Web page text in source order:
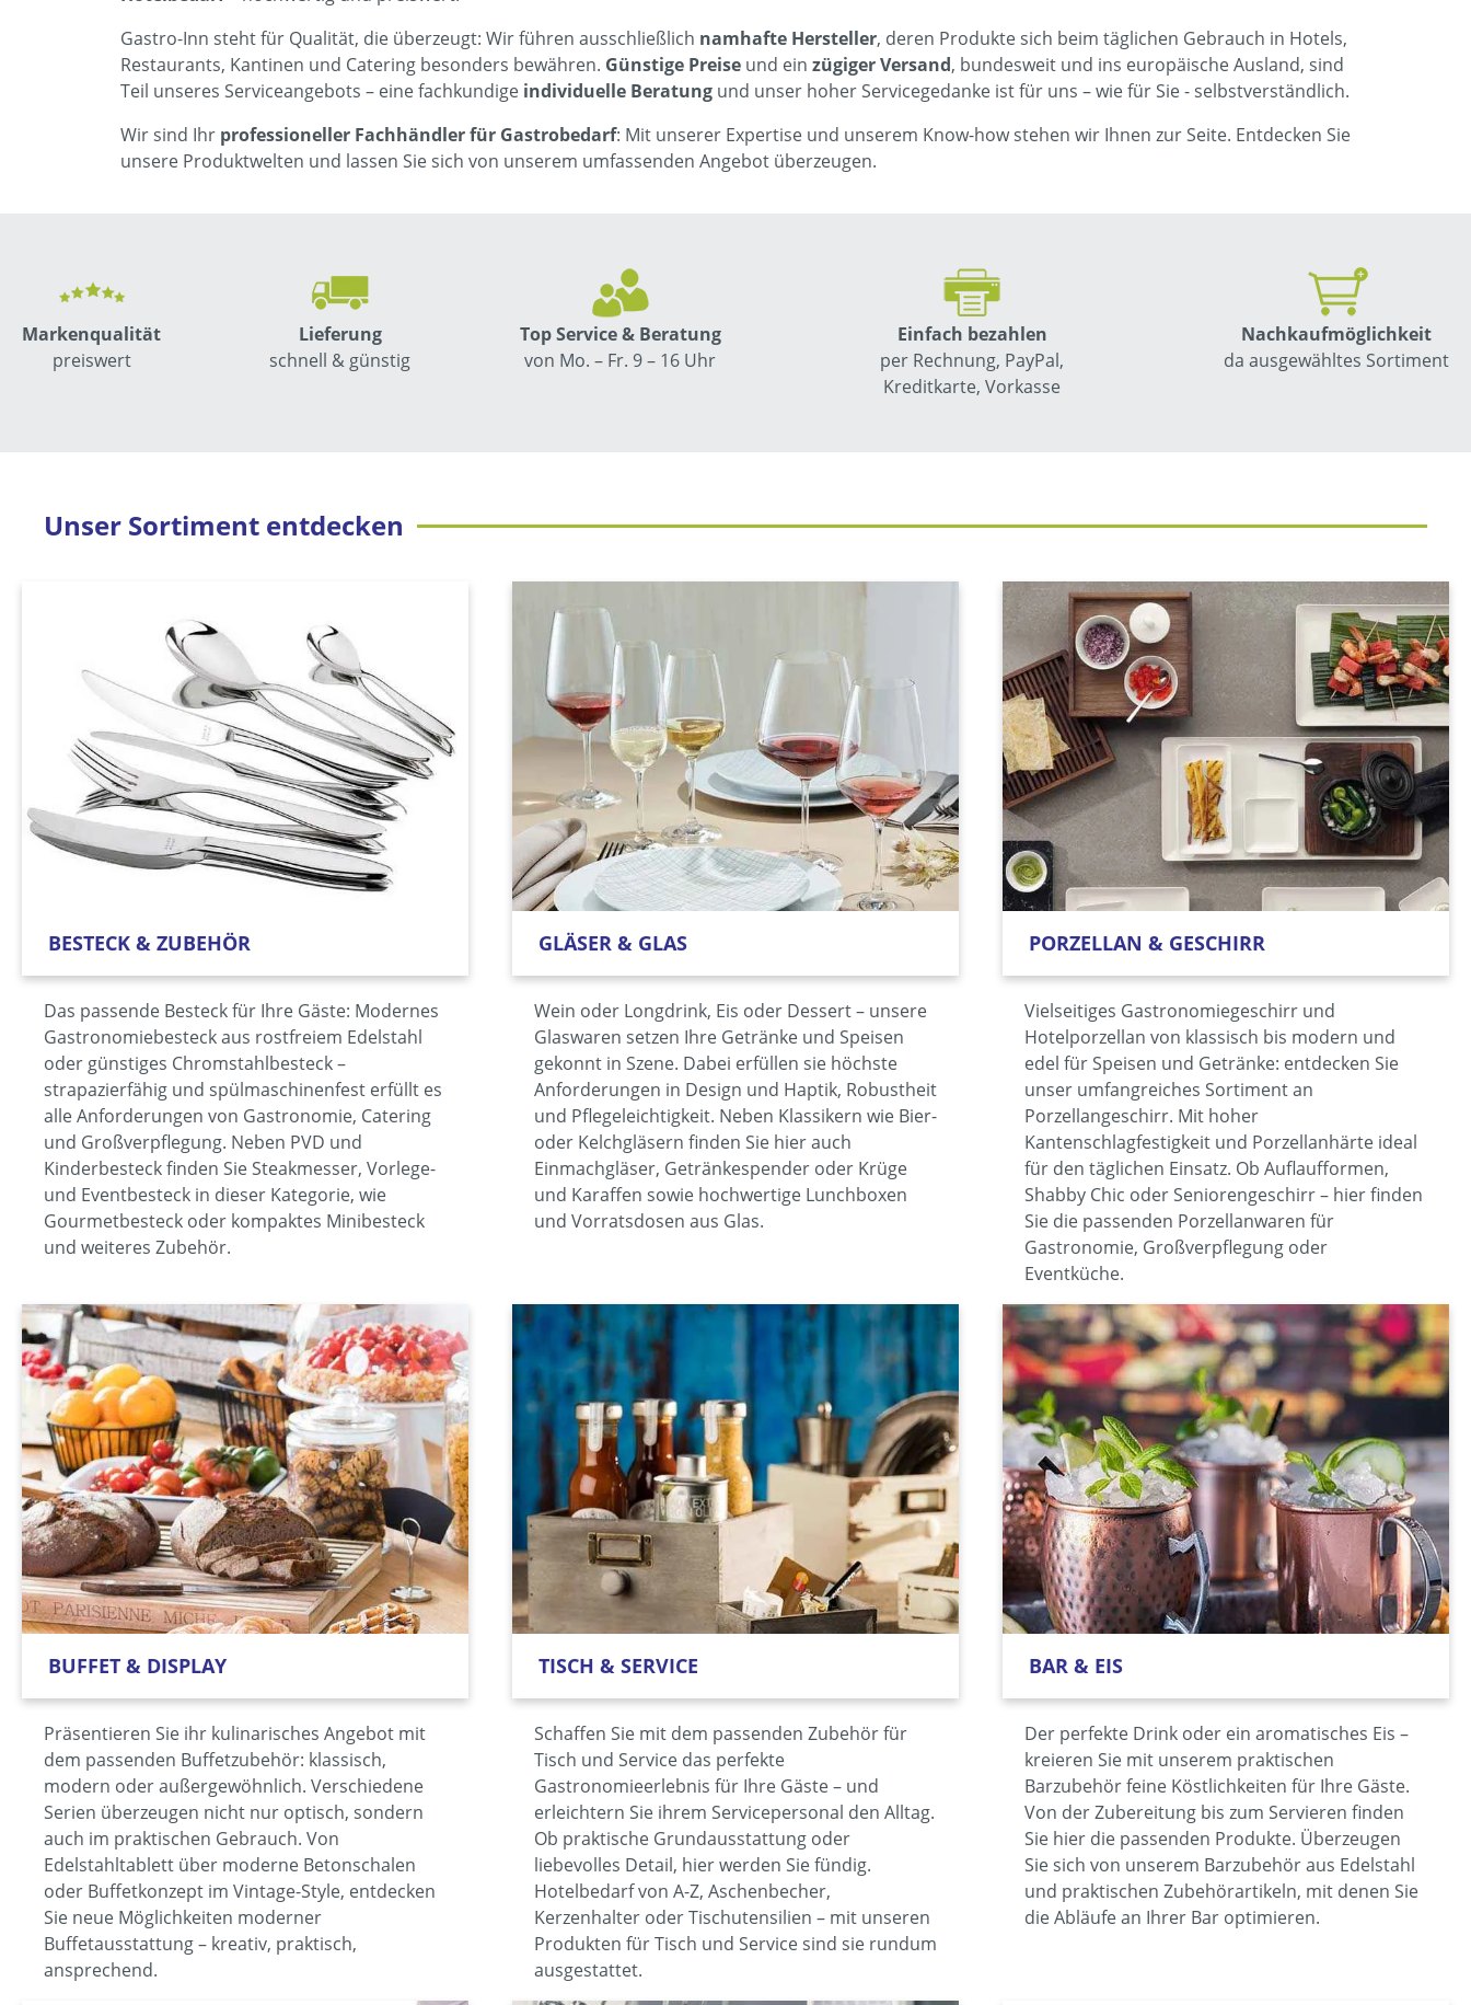
Gastro-Inn steht für Qualität, die überzeugt: Wir führen ausschließlich namhafte Hersteller, deren Produkte sich beim täglichen Gebrauch in Hotels,
Restaurants, Kantinen und Catering besonders bewähren. Günstige Preise und ein zügiger Versand, bundesweit und ins europäische Ausland, sind
Teil unseres Serviceangebots – eine fachkundige individuelle Beratung und unser hoher Servicegedanke ist für uns – wie für Sie - selbstverständlich.
Wir sind Ihr professioneller Fachhändler für Gastrobedarf: Mit unserer Expertise und unserem Know-how stehen wir Ihnen zur Seite. Entdecken Sie
unsere Produktwelten und lassen Sie sich von unserem umfassenden Angebot überzeugen.
Markenqualität
preiswert
Lieferung
schnell & günstig
Top Service & Beratung
von Mo. – Fr. 9 – 16 Uhr
Einfach bezahlen
per Rechnung, PayPal,
Kreditkarte, Vorkasse
Nachkauf­möglichkeit
da ausgewähltes Sortiment
Unser Sortiment entdecken
BESTECK & ZUBEHÖR
Das passende Besteck für Ihre Gäste: Modernes
Gastronomiebesteck aus rostfreiem Edelstahl
oder günstiges Chromstahlbesteck –
strapazierfähig und spülmaschinenfest erfüllt es
alle Anforderungen von Gastronomie, Catering
und Großverpflegung. Neben PVD und
Kinderbesteck finden Sie Steakmesser, Vorlege-
und Eventbesteck in dieser Kategorie, wie
Gourmetbesteck oder kompaktes Minibesteck
und weiteres Zubehör.
GLÄSER & GLAS
Wein oder Longdrink, Eis oder Dessert – unsere
Glaswaren setzen Ihre Getränke und Speisen
gekonnt in Szene. Dabei erfüllen sie höchste
Anforderungen in Design und Haptik, Robustheit
und Pflegeleichtigkeit. Neben Klassikern wie Bier-
oder Kelchgläsern finden Sie hier auch
Einmachgläser, Getränkespender oder Krüge
und Karaffen sowie hochwertige Lunchboxen
und Vorratsdosen aus Glas.
PORZELLAN & GESCHIRR
Vielseitiges Gastronomiegeschirr und
Hotelporzellan von klassisch bis modern und
edel für Speisen und Getränke: entdecken Sie
unser umfangreiches Sortiment an
Porzellangeschirr. Mit hoher
Kantenschlagfestigkeit und Porzellanhärte ideal
für den täglichen Einsatz. Ob Auflaufformen,
Shabby Chic oder Seniorengeschirr – hier finden
Sie die passenden Porzellanwaren für
Gastronomie, Großverpflegung oder
Eventküche.
BUFFET & DISPLAY
Präsentieren Sie ihr kulinarisches Angebot mit
dem passenden Buffetzubehör: klassisch,
modern oder außergewöhnlich. Verschiedene
Serien überzeugen nicht nur optisch, sondern
auch im praktischen Gebrauch. Von
Edelstahltablett über moderne Betonschalen
oder Buffetkonzept im Vintage-Style, entdecken
Sie neue Möglichkeiten moderner
Buffetausstattung – kreativ, praktisch,
ansprechend.
TISCH & SERVICE
Schaffen Sie mit dem passenden Zubehör für
Tisch und Service das perfekte
Gastronomieerlebnis für Ihre Gäste – und
erleichtern Sie ihrem Servicepersonal den Alltag.
Ob praktische Grundausstattung oder
liebevolles Detail, hier werden Sie fündig.
Hotelbedarf von A-Z, Aschenbecher,
Kerzenhalter oder Tischutensilien – mit unseren
Produkten für Tisch und Service sind sie rundum
ausgestattet.
BAR & EIS
Der perfekte Drink oder ein aromatisches Eis –
kreieren Sie mit unserem praktischen
Barzubehör feine Köstlichkeiten für Ihre Gäste.
Von der Zubereitung bis zum Servieren finden
Sie hier die passenden Produkte. Überzeugen
Sie sich von unserem Barzubehör aus Edelstahl
und praktischen Zubehörartikeln, mit denen Sie
die Abläufe an Ihrer Bar optimieren.